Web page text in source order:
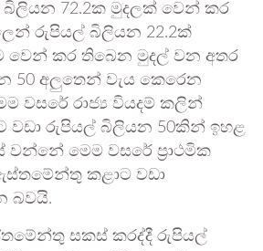
72.2ක මුදලක් වෙන් කර
රුපියල් බිලියන 22.2ක්
වෙන් කර තිබෙන මුදල් වන අතර
50 අලුතෙන් වැය කෙරෙන
වසරේ රාජ්‍ය වියදම් කලින්
වඩා රුපියල් බිලියන 50කින් ඉහළ
වන්නේ මෙම වසරේ ප්‍රාථමික
කළාට වඩා
බවයි.
සකස් කරද්දී රුපියල්